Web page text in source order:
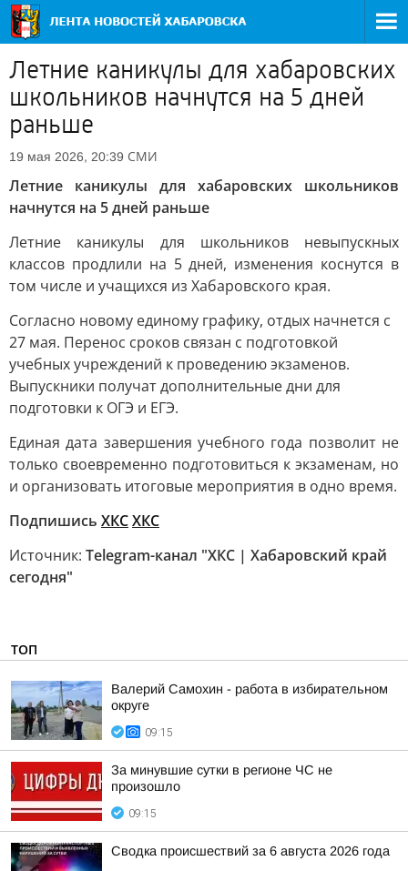
Летние каникулы для хабаровских
школьников начнутся на 5 дней
раньше
19 мая 2026, 20:39 СМИ
Летние каникулы для хабаровских школьников
начнутся на 5 дней раньше
Летние каникулы для школьников невыпускных
классов продлили на 5 дней, изменения коснутся в
том числе и учащихся из Хабаровского края.
Согласно новому единому графику, отдых начнется с
27 мая. Перенос сроков связан с подготовкой
учебных учреждений к проведению экзаменов.
Выпускники получат дополнительные дни для
подготовки к ОГЭ и ЕГЭ.
Единая дата завершения учебного года позволит не
только своевременно подготовиться к экзаменам, но
и организовать итоговые мероприятия в одно время.
Подпишись ХКСХКС
Источник: Telegram-канал "ХКС | Хабаровский край
сегодня"
ТОП
Валерий Самохин - работа в избирательном
округе
09:15
За минувшие сутки в регионе ЧС не
произошло
09:15
Сводка происшествий за 6 августа 2026 года